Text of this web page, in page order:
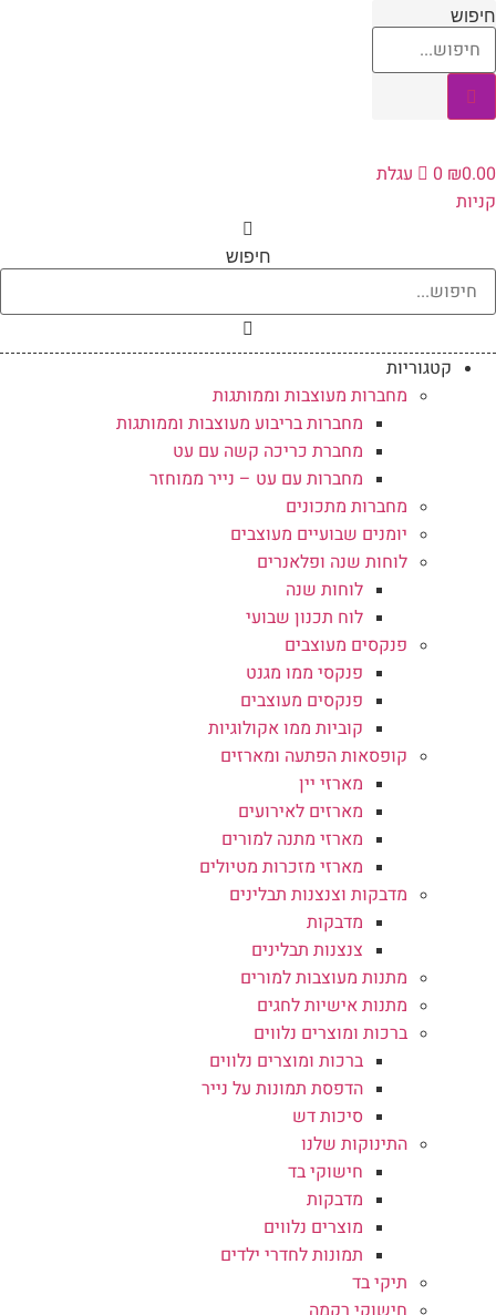
₪
0
עגלת
חיפוש
קטגוריות
מחברות מעוצבות וממותגות
מחברות בריבוע מעוצבות וממותגות
מחברת כריכה קשה עם עט
מחברות עם עט – נייר ממוחזר
מחברות מתכונים
יומנים שבועיים מעוצבים
לוחות שנה ופלאנרים
לוחות שנה
לוח תכנון שבועי
פנקסים מעוצבים
פנקסי ממו מגנט
פנקסים מעוצבים
קוביות ממו אקולוגיות
קופסאות הפתעה ומארזים
מארזי יין
מארזים לאירועים
מארזי מתנה למורים
מארזי מזכרות מטיולים
מדבקות וצנצנות תבלינים
מדבקות
צנצנות תבלינים
מתנות מעוצבות למורים
מתנות אישיות לחגים
ברכות ומוצרים נלווים
ברכות ומוצרים נלווים
הדפסת תמונות על נייר
סיכות דש
התינוקות שלנו
חישוקי בד
מדבקות
מוצרים נלווים
תמונות לחדרי ילדים
תיקי בד